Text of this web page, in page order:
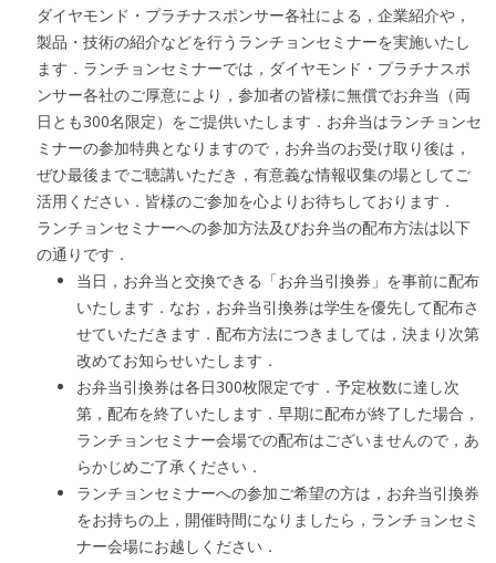
ダイヤモンド・プラチナスポンサー各社による，企業紹介や，
製品・技術の紹介などを行うランチョンセミナーを実施いたし
ます．ランチョンセミナーでは，ダイヤモンド・プラチナスポ
ンサー各社のご厚意により，参加者の皆様に無償でお弁当（両
日とも300名限定）をご提供いたします．お弁当はランチョンセ
ミナーの参加特典となりますので，お弁当のお受け取り後は，
ぜひ最後までご聴講いただき，有意義な情報収集の場としてご
活用ください．皆様のご参加を心よりお待ちしております．
ランチョンセミナーへの参加方法及びお弁当の配布方法は以下
の通りです．
当日，お弁当と交換できる「お弁当引換券」を事前に配布
いたします．なお，お弁当引換券は学生を優先して配布さ
せていただきます．配布方法につきましては，決まり次第
改めてお知らせいたします．
お弁当引換券は各日300枚限定です．予定枚数に達し次
第，配布を終了いたします．早期に配布が終了した場合，
ランチョンセミナー会場での配布はございませんので，あ
らかじめご了承ください．
ランチョンセミナーへの参加ご希望の方は，お弁当引換券
をお持ちの上，開催時間になりましたら，ランチョンセミ
ナー会場にお越しください．